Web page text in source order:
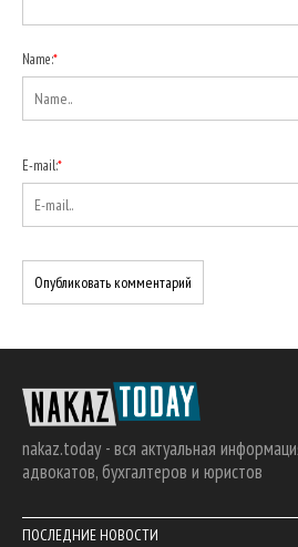
Name:*
E-mail:*
nakaz.today - вся актуальная
адвокатов, бухгалтеров и юристов
ПОСЛЕДНИЕ НОВОСТИ